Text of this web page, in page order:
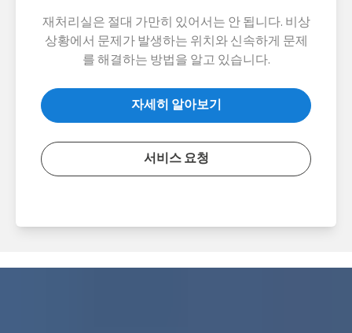
재처리실은 절대 가만히 있어서는 안 됩니다. 비상
상황에서 문제가 발생하는 위치와 신속하게 문제
를 해결하는 방법을 알고 있습니다.
자세히 알아보기
서비스 요청